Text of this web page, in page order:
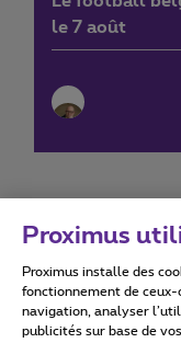
le 7 août
Conditions
Proximus
Proximus installe des
fonctionnement de
navigation, analyser
publicités sur base de